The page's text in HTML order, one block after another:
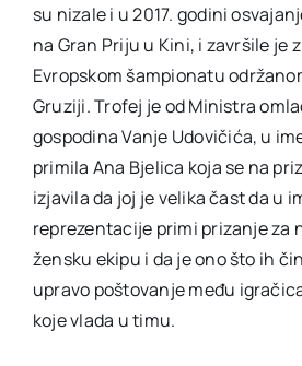
su nizale i u 2017. godini
na Gran Priju u Kini, i završile je
Evropskom šampionatu
Gruziji. Trofej je od Ministra
gospodina Vanje Udovičića, u
primila Ana Bjelica koja se na
izjavila da joj je velika čast da u
reprezentacije primi prizanje za
žensku ekipu i da je ono što ih
upravo poštovanje među
koje vlada u timu.